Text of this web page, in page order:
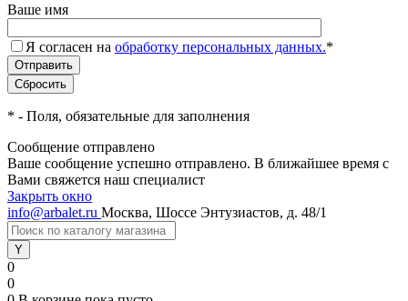
Ваше имя
Я согласен на обработку персональных данных.*
* - Поля, обязательные для заполнения
Сообщение отправлено
Ваше сообщение успешно отправлено. В ближайшее время с
Вами свяжется наш специалист
Закрыть окно
info@arbalet.ru Москва, Шоссе Энтузиастов, д. 48/1
0
0